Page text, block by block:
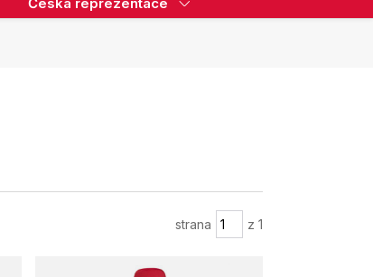
strana z 1